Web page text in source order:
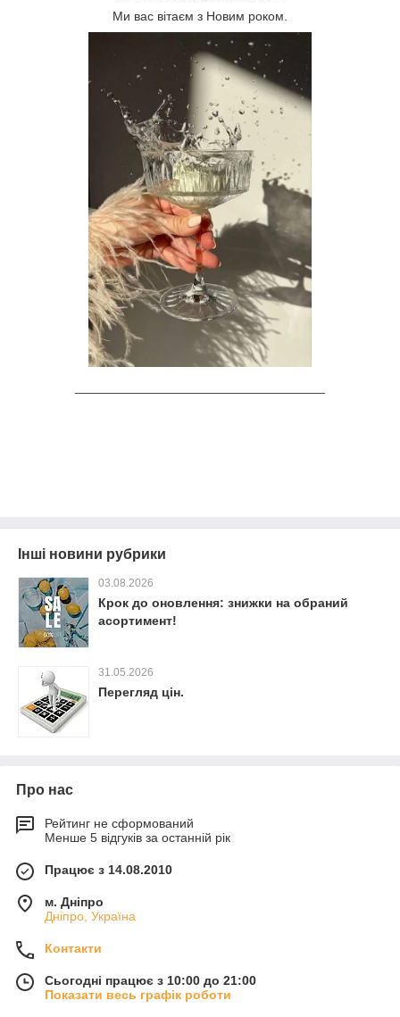
Ми вас вітаєм з Новим роком.
Інші новини рубрики
03.08.2026
Крок до оновлення: знижки на обраний
асортимент!
31.05.2026
Перегляд цін.
Про нас
Рейтинг не сформований
Менше 5 відгуків за останній рік
Працює з 14.08.2010
м. Дніпро
Дніпро, Україна
Контакти
Сьогодні працює з 10:00 до 21:00
Показати весь графік роботи